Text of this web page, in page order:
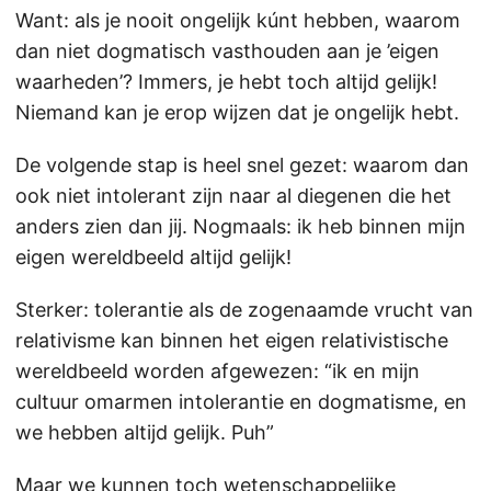
Want: als je nooit ongelijk kúnt hebben, waarom
dan niet dogmatisch vasthouden aan je ’eigen
waarheden’? Immers, je hebt toch altijd gelijk!
Niemand kan je erop wijzen dat je ongelijk hebt.
De volgende stap is heel snel gezet: waarom dan
ook niet intolerant zijn naar al diegenen die het
anders zien dan jij. Nogmaals: ik heb binnen mijn
eigen wereldbeeld altijd gelijk!
Sterker: tolerantie als de zogenaamde vrucht van
relativisme kan binnen het eigen relativistische
wereldbeeld worden afgewezen: “ik en mijn
cultuur omarmen intolerantie en dogmatisme, en
we hebben altijd gelijk. Puh”
Maar we kunnen toch wetenschappelijke